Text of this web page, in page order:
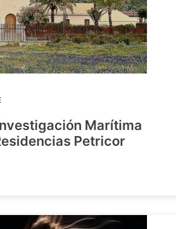
Marítima
Petricor